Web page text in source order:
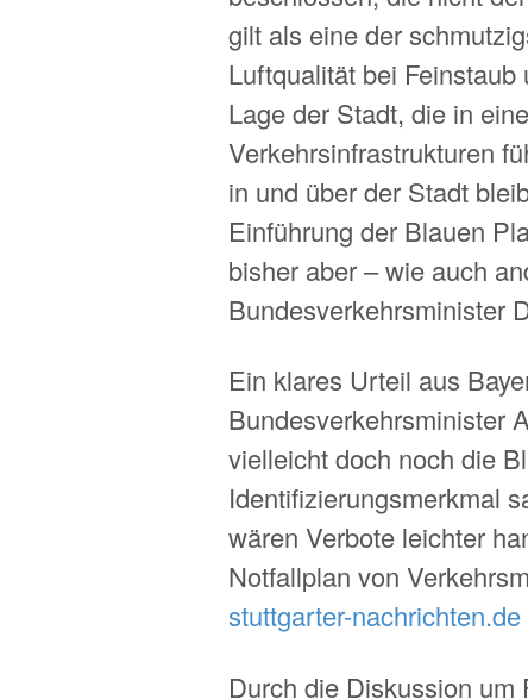
gilt als eine der
Luftqualität bei
Lage der Stadt, die in
Verkehrsinfrastrukturen
in und über der Stadt
Einführung der Blauen
bisher aber – wie auch
Bundesverkehrsminister
Ein klares Urteil aus
Bundesverkehrsminister
vielleicht doch noch die
Identifizierungsmerkmal
wären Verbote leichter
Notfallplan von
stuttgarter-nachrichten.de
Durch die Diskussion um